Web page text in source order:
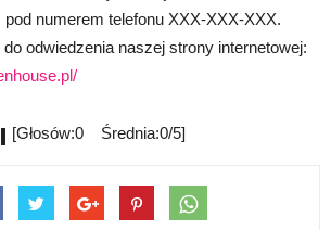
numerem telefonu XXX-XXX-XXX.
odwiedzenia naszej strony internetowej:
[Głosów:0 Średnia:0/5]